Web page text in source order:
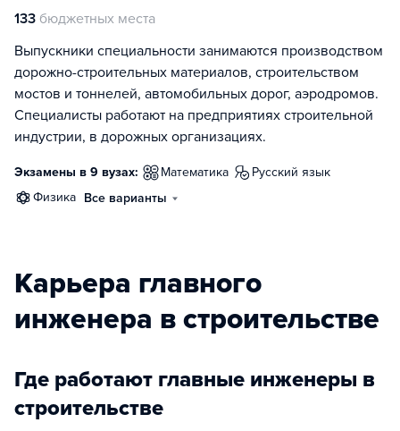
133 бюджетных места
Выпускники специальности занимаются производством
дорожно-строительных материалов, строительством
мостов и тоннелей, автомобильных дорог, аэродромов.
Специалисты работают на предприятиях строительной
индустрии, в дорожных организациях.
Экзамены в 9 вузах: математика
русский язык
физика Все варианты
Карьера главного
инженера в строительстве
Где работают главные инженеры в
строительстве